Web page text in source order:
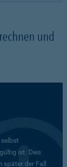
und
ist. Dies
später der Fall